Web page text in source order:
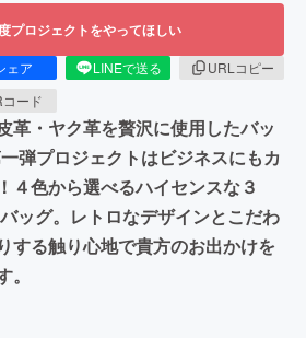
プロジェクトをやってほしい
ェア LINEで送る
URLコピー
ード
革・ヤク革を贅沢に使用したバッ
弾プロジェクトはビジネスにもカ
４色から選べるハイセンスな３
ッグ。レトロなデザインとこだわ
する触り心地で貴方のお出かけを